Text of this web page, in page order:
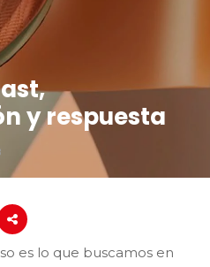
y respuesta
es lo que buscamos en